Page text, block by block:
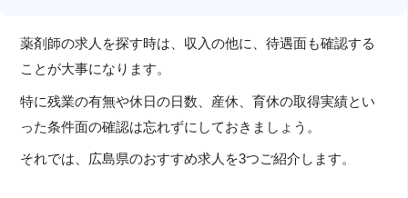
薬剤師の求人を探す時は、収入の他に、待遇面も確認する
ことが大事になります。
特に残業の有無や休日の日数、産休、育休の取得実績とい
った条件面の確認は忘れずにしておきましょう。
それでは、広島県のおすすめ求人を3つご紹介します。